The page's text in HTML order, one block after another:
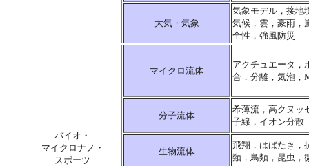
大気・気象
気象モデル，接地
気候，雲，豪雨，
全性，強風防災
バイオ・
マイクロナノ・
スポーツ
マイクロ流体
アクチュエータ，
合，分離，気泡，
分子流体
希薄流，高クヌッ
子線，イオン分散
生物流体
飛翔，はばたき，
類，鳥類，昆虫，